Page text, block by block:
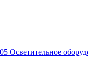
05 Осветительное